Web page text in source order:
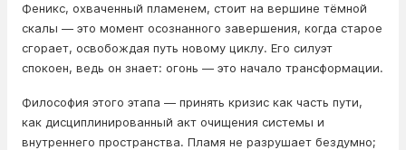
Феникс, охваченный пламенем, стоит на вершине тёмной
скалы — это момент осознанного завершения, когда старое
сгорает, освобождая путь новому циклу. Его силуэт
спокоен, ведь он знает: огонь — это начало трансформации.
Философия этого этапа — принять кризис как часть пути,
как дисциплинированный акт очищения системы и
внутреннего пространства. Пламя не разрушает бездумно;